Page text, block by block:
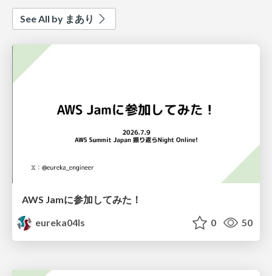
See All by まあり
AWS Jamに参加してみた！
eureka04ls
0 50